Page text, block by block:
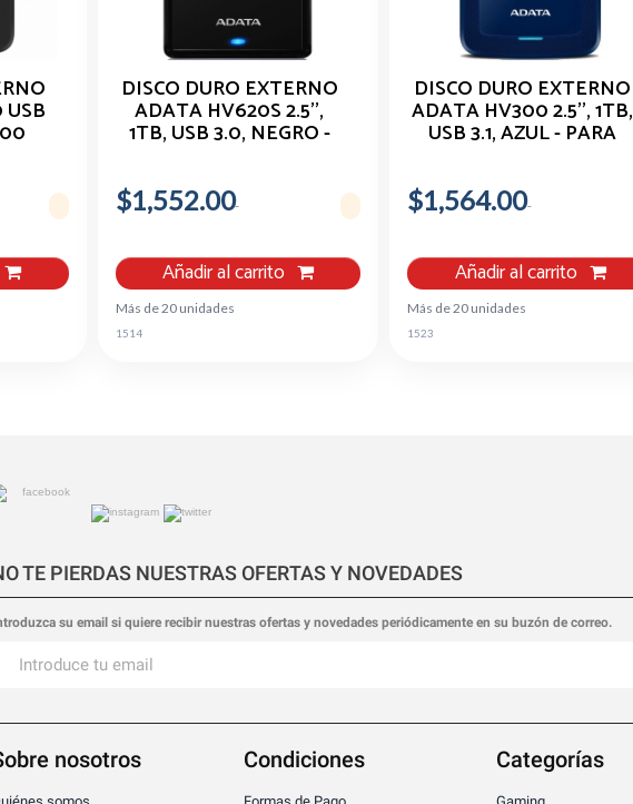
DISCO DURO EXTERNO
ADATA HV620S 2.5'',
1TB, USB 3.0, NEGRO -
$1,552.00
Añadir al carrito
Más de 20 unidades
1514
DISCO DURO EXTERNO
ADATA HV300 2.5'', 1TB,
USB 3.1, AZUL - PARA
$1,564.00
Añadir al carrito
Más de 20 unidades
1523
TE PIERDAS NUESTRAS OFERTAS Y NOVEDADES
su email si quiere recibir nuestras ofertas y novedades periódicamente en su buzón de correo.
nosotros Condiciones Categorías